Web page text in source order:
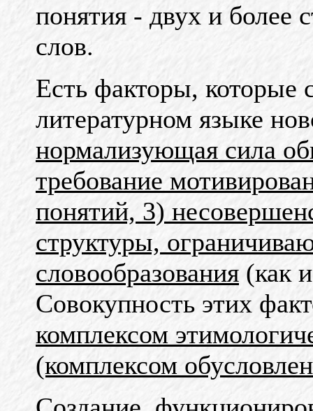
понятия - двух и более
слов.
Есть факторы, которые
литературном языке
нормализующая сила
требование
понятий, 3)
структуры,
словообразования (как
Совокупность этих
комплексом
(комплексом